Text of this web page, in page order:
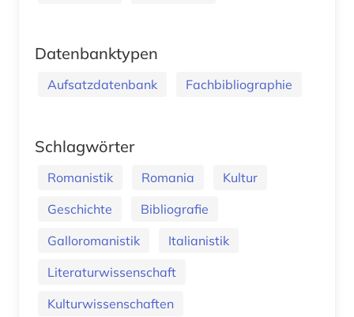
Datenbanktypen
Aufsatzdatenbank Fachbibliographie
Schlagwörter
Romanistik Romania
Kultur
Geschichte
Bibliografie
Galloromanistik
Italianistik
Literaturwissenschaft
Kulturwissenschaften